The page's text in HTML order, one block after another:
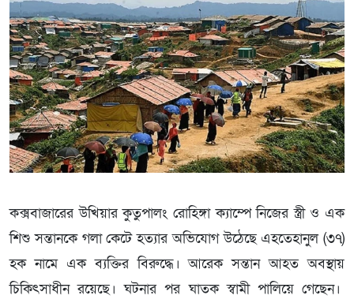
কক্সবাজারের উখিয়ার কুতুপালং রোহিঙ্গা ক্যাম্পে নিজের স্ত্রী ও এক
শিশু সন্তানকে গলা কেটে হত্যার অভিযোগ উঠেছে এহতেহানুল (৩৭)
হক নামে এক ব্যক্তির বিরুদ্ধে। আরেক সন্তান আহত অবস্থায়
চিকিৎসাধীন রয়েছে। ঘটনার পর ঘাতক স্বামী পালিয়ে গেছেন।